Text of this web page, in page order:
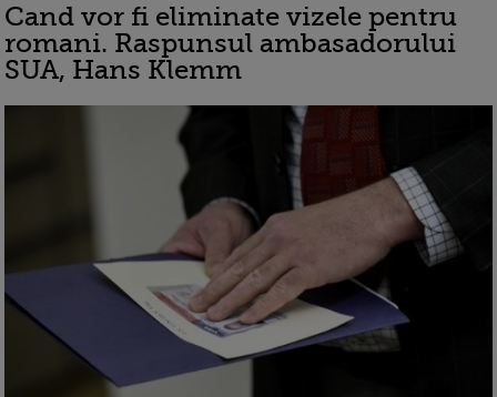
Cand vor fi eliminate vizele pentru
romani. Raspunsul ambasadorului
SUA, Hans Klemm